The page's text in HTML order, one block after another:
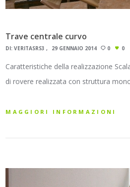
Trave centrale curvo
DI:VERITASRS3 29 GENNAIO 2014 0 0
Caratteristiche della realizzazione
di rovere realizzata con struttura
MAGGIORI INFORMAZIONI